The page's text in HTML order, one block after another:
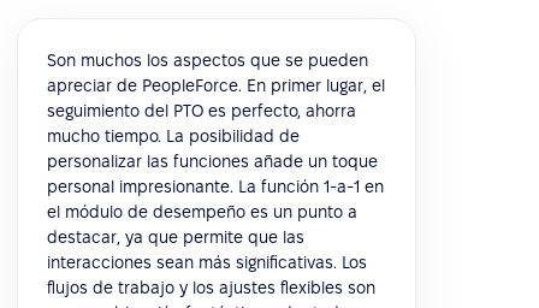
Son muchos los aspectos que se pueden
apreciar de PeopleForce. En primer lugar, el
seguimiento del PTO es perfecto, ahorra
mucho tiempo. La posibilidad de
personalizar las funciones añade un toque
personal impresionante. La función 1-a-1 en
el módulo de desempeño es un punto a
destacar, ya que permite que las
interacciones sean más significativas. Los
flujos de trabajo y los ajustes flexibles son